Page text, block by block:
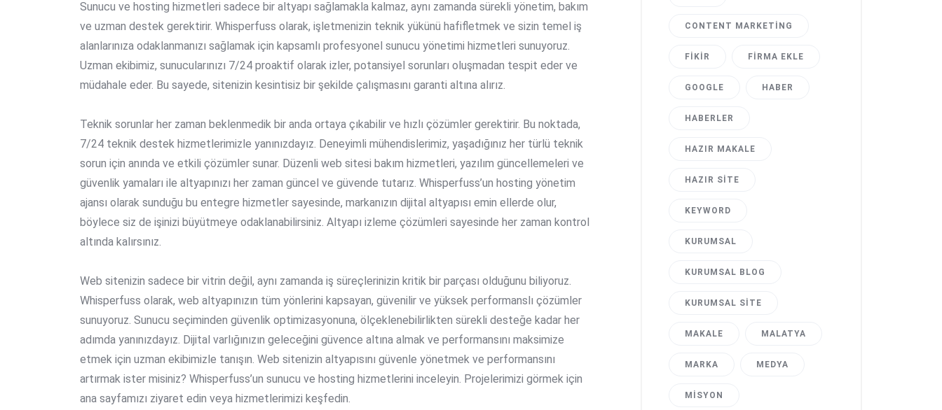
Sunucu ve hosting hizmetleri sadece bir altyapı sağlamakla kalmaz, aynı zamanda sürekli yönetim, bakım
ve uzman destek gerektirir. Whisperfuss olarak, işletmenizin teknik yükünü hafifletmek ve sizin temel iş
alanlarınıza odaklanmanızı sağlamak için kapsamlı profesyonel sunucu yönetimi hizmetleri sunuyoruz.
Uzman ekibimiz, sunucularınızı 7/24 proaktif olarak izler, potansiyel sorunları oluşmadan tespit eder ve
müdahale eder. Bu sayede, sitenizin kesintisiz bir şekilde çalışmasını garanti altına alırız.
Teknik sorunlar her zaman beklenmedik bir anda ortaya çıkabilir ve hızlı çözümler gerektirir. Bu noktada,
7/24 teknik destek hizmetlerimizle yanınızdayız. Deneyimli mühendislerimiz, yaşadığınız her türlü teknik
sorun için anında ve etkili çözümler sunar. Düzenli web sitesi bakım hizmetleri, yazılım güncellemeleri ve
güvenlik yamaları ile altyapınızı her zaman güncel ve güvende tutarız. Whisperfuss’un hosting yönetim
ajansı olarak sunduğu bu entegre hizmetler sayesinde, markanızın dijital altyapısı emin ellerde olur,
böylece siz de işinizi büyütmeye odaklanabilirsiniz. Altyapı izleme çözümleri sayesinde her zaman kontrol
altında kalırsınız.
Web sitenizin sadece bir vitrin değil, aynı zamanda iş süreçlerinizin kritik bir parçası olduğunu biliyoruz.
Whisperfuss olarak, web altyapınızın tüm yönlerini kapsayan, güvenilir ve yüksek performanslı çözümler
sunuyoruz. Sunucu seçiminden güvenlik optimizasyonuna, ölçeklenebilirlikten sürekli desteğe kadar her
adımda yanınızdayız. Dijital varlığınızın geleceğini güvence altına almak ve performansını maksimize
etmek için uzman ekibimizle tanışın. Web sitenizin altyapısını güvenle yönetmek ve performansını
artırmak ister misiniz? Whisperfuss’un sunucu ve hosting hizmetlerini inceleyin. Projelerimizi görmek için
ana sayfamızı ziyaret edin veya hizmetlerimizi keşfedin.
CONTENT MARKETING
FIKIR FIRMA EKLE
GOOGLE HABER
HABERLER
HAZIR MAKALE
HAZIR SITE
KEYWORD
KURUMSAL
KURUMSAL BLOG
KURUMSAL SITE
MAKALE MALATYA
MARKA MEDYA
MISYON